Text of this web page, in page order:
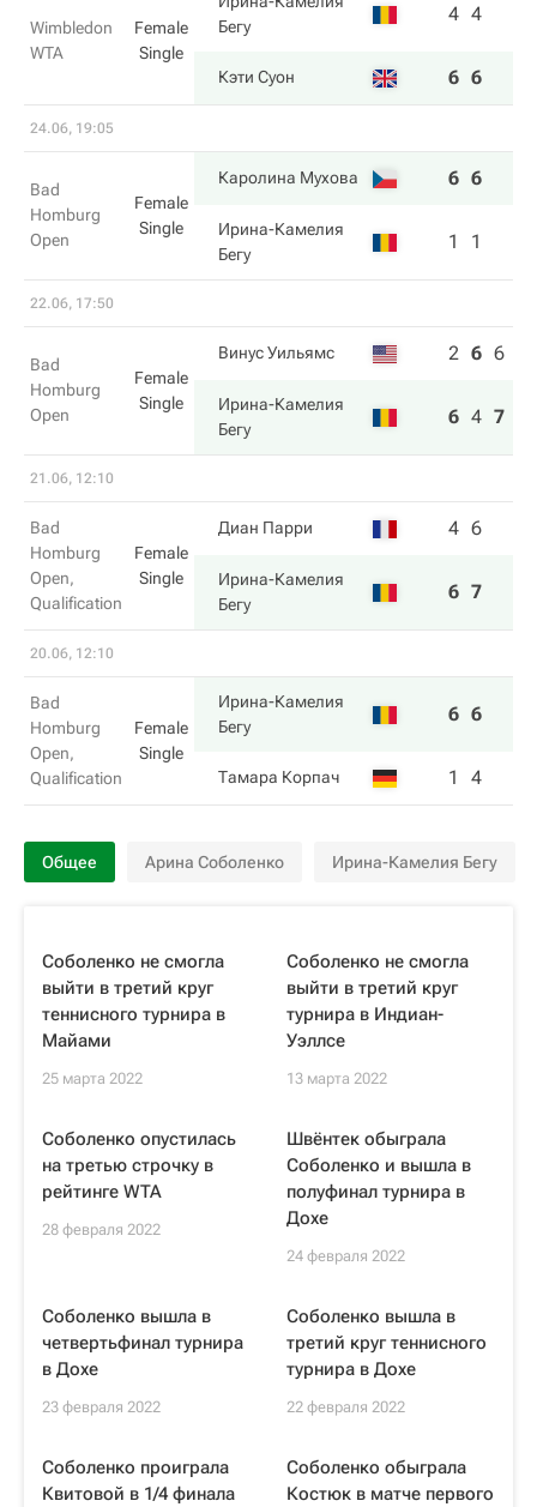
Wimbledon
WTA
Female
Single
Бегу
4 4
Кэти Суон 6 6
24.06, 19:05
Bad
Homburg
Open
Female
Single
Каролина Мухова 6 6
Ирина-Камелия
Бегу
1 1
22.06, 17:50
Bad
Homburg
Open
Female
Single
Винус Уильямс 2 6 6
Ирина-Камелия
Бегу
6 4 7
21.06, 12:10
Bad
Homburg
Open,
Qualification
Female
Single
Диан Парри 4 6
Ирина-Камелия
Бегу
6 7
20.06, 12:10
Bad
Homburg
Open,
Qualification
Female
Single
Ирина-Камелия
Бегу
6 6
Тамара Корпач 1 4
Общее Арина Соболенко Ирина-Камелия Бегу
Соболенко не смогла
выйти в третий круг
теннисного турнира в
Майами
25 марта 2022
Соболенко не смогла
выйти в третий круг
турнира в Индиан-
Уэллсе
13 марта 2022
Соболенко опустилась
на третью строчку в
рейтинге WTA
28 февраля 2022
Швёнтек обыграла
Соболенко и вышла в
полуфинал турнира в
Дохе
24 февраля 2022
Соболенко вышла в
четвертьфинал турнира
в Дохе
23 февраля 2022
Соболенко вышла в
третий круг теннисного
турнира в Дохе
22 февраля 2022
Соболенко проиграла
Квитовой в 1/4 финала
Соболенко обыграла
Костюк в матче первого